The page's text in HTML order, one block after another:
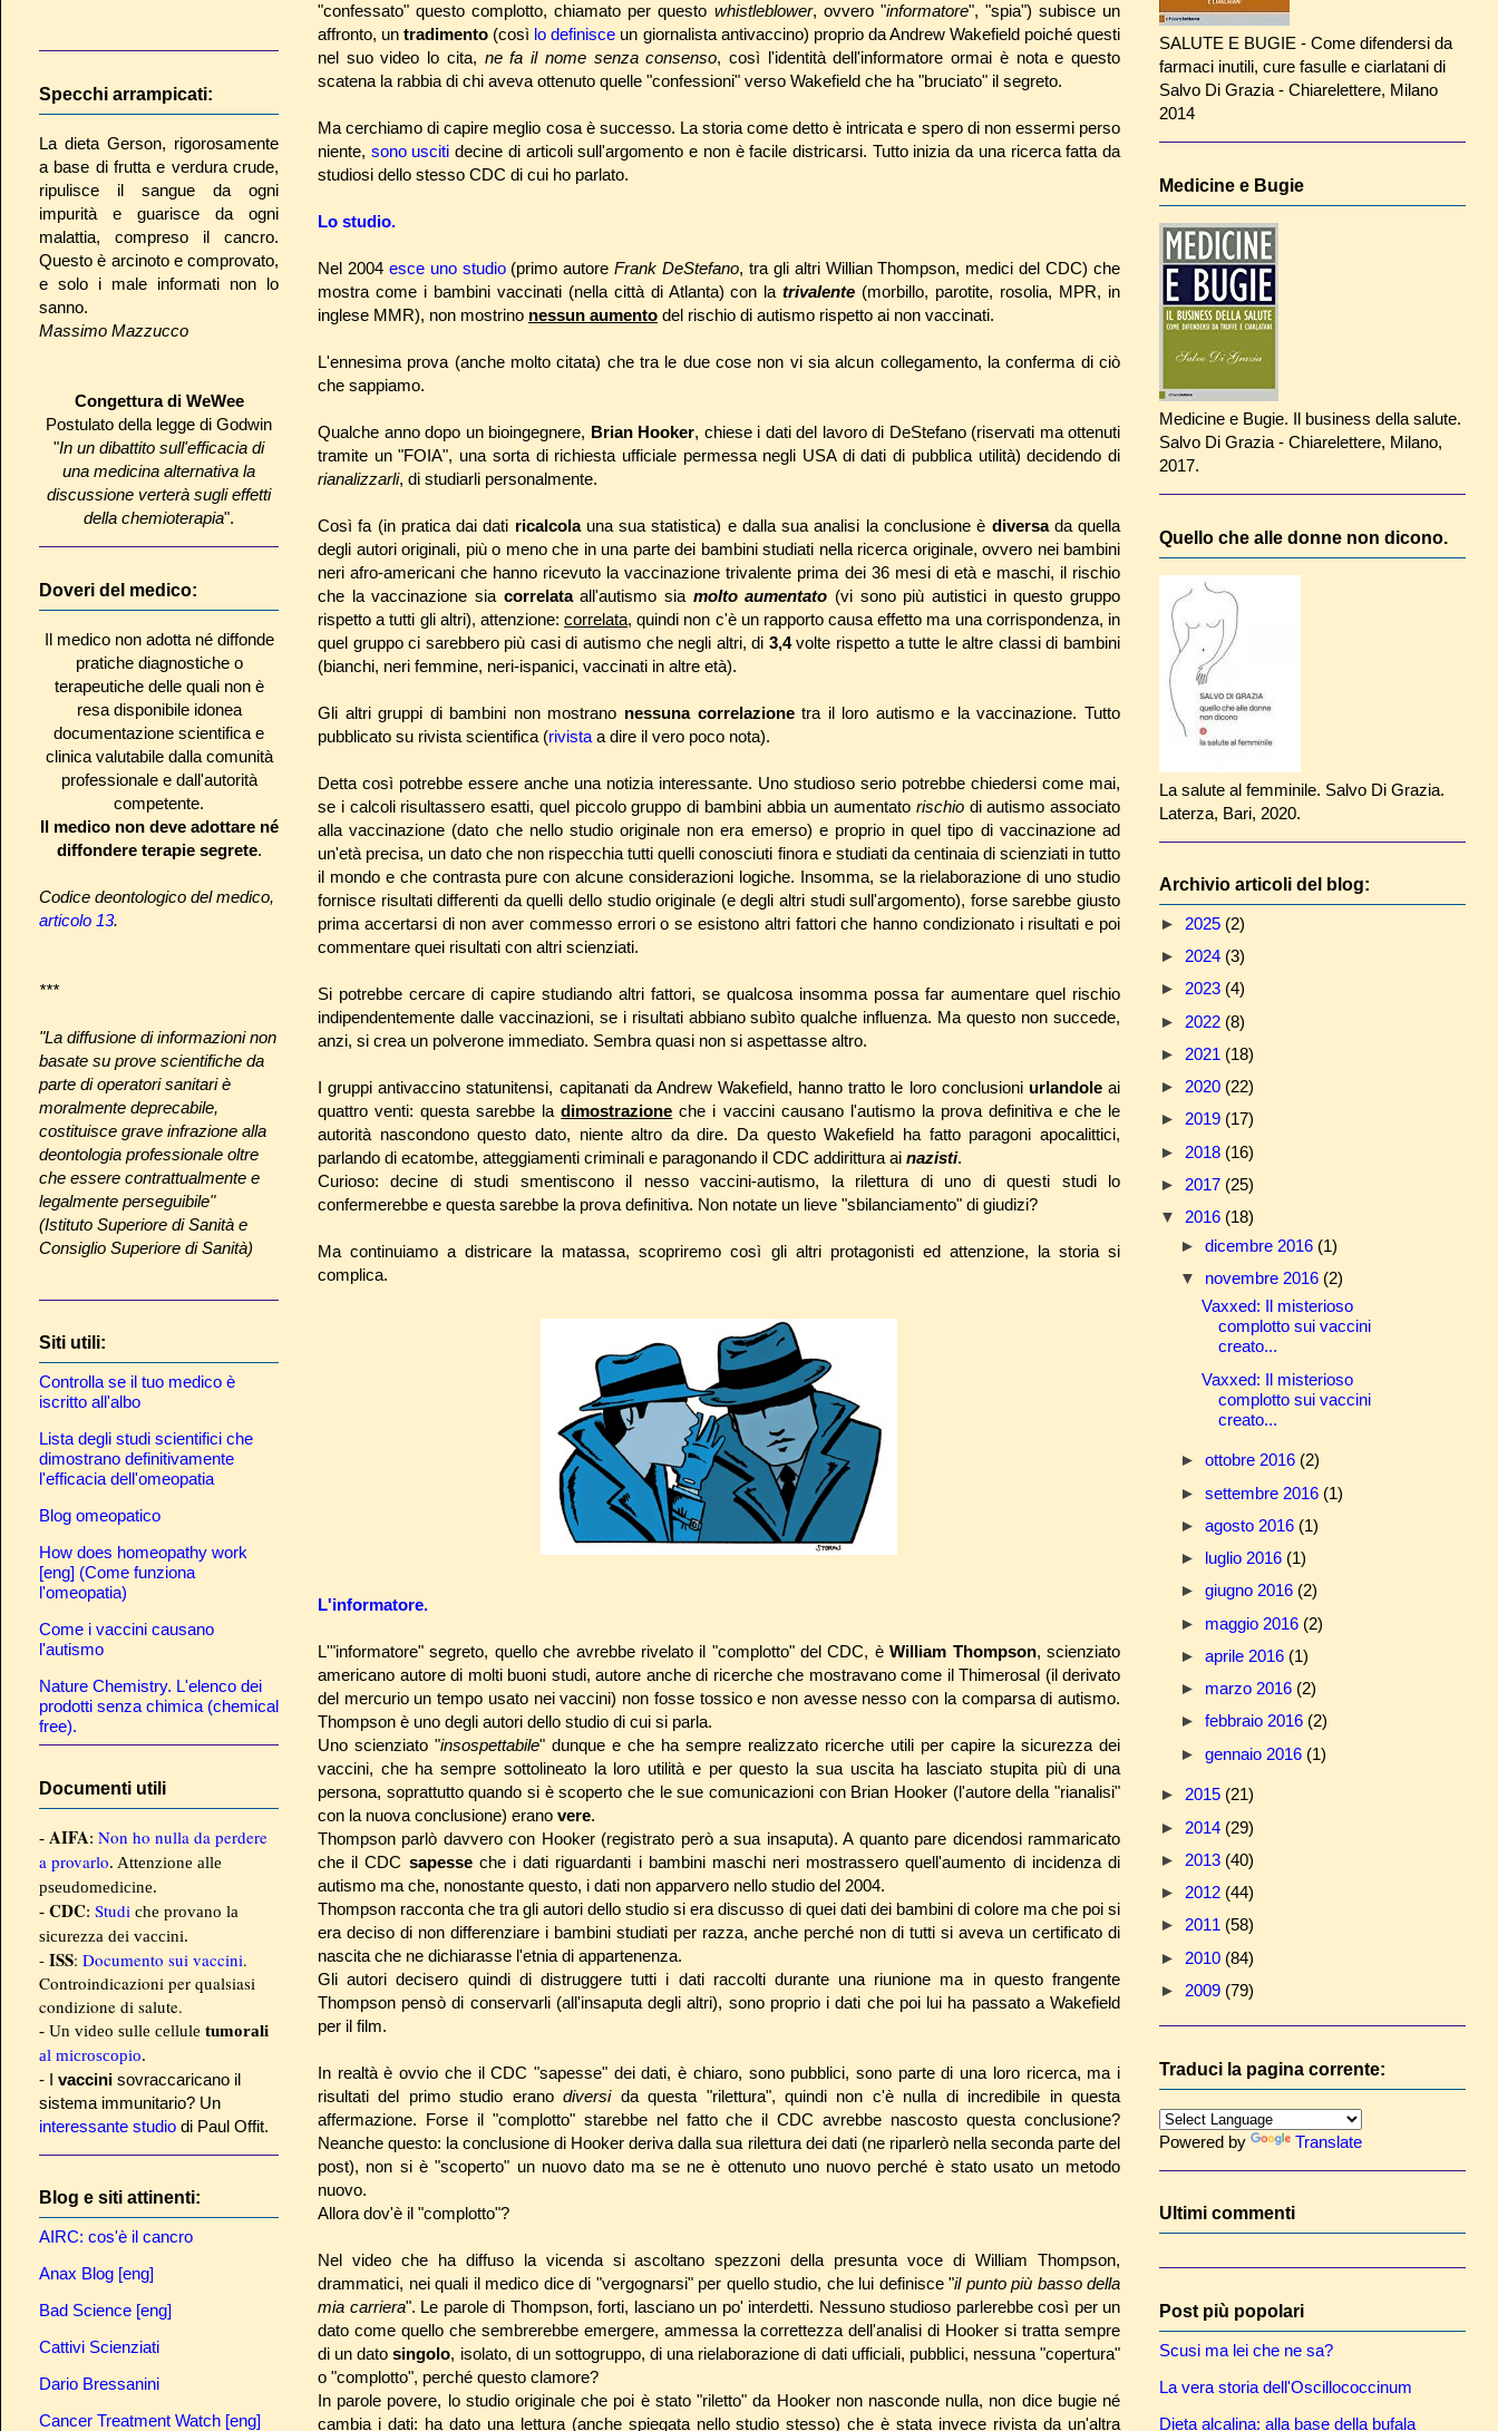
"confessato" questo complotto, chiamato per questo whistleblower, ovvero "informatore", "spia") subisce un
affronto, untradimento (così lo definisce un giornalista antivaccino) proprio da Andrew Wakefield poiché questi
nel suo video lo cita, ne fa il nome senza consenso, così l'identità dell'informatore ormai è nota e questo
scatena la rabbia di chi aveva ottenuto quelle "confessioni" verso Wakefield che ha "bruciato" il segreto.
Ma cerchiamo di capire meglio cosa è successo. La storia come detto è intricata e spero di non essermi perso
niente, sono usciti decine di articoli sull'argomento e non è facile districarsi. Tutto inizia da una ricerca fatta da
studiosi dello stesso CDC di cui ho parlato.
Lo studio.
Nel 2004 esce uno studio(primo autoreFrank DeStefano, tra gli altri Willian Thompson, medici del CDC) che
mostra come i bambini vaccinati (nella città di Atlanta) con latrivalente (morbillo, parotite, rosolia, MPR, in
inglese MMR), non mostrino nessun aumento del rischio di autismo rispetto ai non vaccinati.
L'ennesima prova (anche molto citata) che tra le due cose non vi sia alcun collegamento, la conferma di ciò
che sappiamo.
Qualche anno dopo un bioingegnere, Brian Hooker, chiese i dati del lavoro di DeStefano (riservati ma ottenuti
tramite un "FOIA", una sorta di richiesta ufficiale permessa negli USA di dati di pubblica utilità) decidendo di
rianalizzarli, di studiarli personalmente.
Così fa (in pratica dai dati ricalcola una sua statistica) e dalla sua analisi la conclusione è diversa da quella
degli autori originali, più o meno che in una parte dei bambini studiati nella ricerca originale, ovvero nei bambini
neri afro-americani che hanno ricevuto la vaccinazione trivalente prima dei 36 mesi di età e maschi, il rischio
che la vaccinazione sia correlataall'autismo sia molto aumentato (vi sono più autistici in questo gruppo
rispetto a tutti gli altri), attenzione:correlata, quindi non c'è un rapporto causa effetto ma una corrispondenza, in
quel gruppo ci sarebbero più casi di autismo che negli altri, di 3,4volte rispetto a tutte le altre classi di bambini
(bianchi, neri femmine, neri-ispanici, vaccinati in altre età).
Gli altri gruppi di bambini non mostrano nessuna correlazionetra il loro autismo e la vaccinazione. Tutto
pubblicato su rivista scientifica (rivista a dire il vero poco nota).
Detta così potrebbe essere anche una notizia interessante. Uno studioso serio potrebbe chiedersi come mai,
se i calcoli risultassero esatti, quel piccolo gruppo di bambini abbia un aumentato rischio di autismo associato
alla vaccinazione (dato che nello studio originale non era emerso) e proprio in quel tipo di vaccinazione ad
un'età precisa, un dato che non rispecchia tutti quelli conosciuti finora e studiati da centinaia di scienziati in tutto
il mondo e che contrasta pure con alcune considerazioni logiche. Insomma, se la rielaborazione di uno studio
fornisce risultati differenti da quelli dello studio originale (e degli altri studi sull'argomento), forse sarebbe giusto
prima accertarsi di non aver commesso errori o se esistono altri fattori che hanno condizionato i risultati e poi
commentare quei risultati con altri scienziati.
Si potrebbe cercare di capire studiando altri fattori, se qualcosa insomma possa far aumentare quel rischio
indipendentemente dalle vaccinazioni, se i risultati abbiano subìto qualche influenza. Ma questo non succede,
anzi, si crea un polverone immediato. Sembra quasi non si aspettasse altro.
I gruppi antivaccino statunitensi, capitanati da Andrew Wakefield, hanno tratto le loro conclusioni urlandoleai
quattro venti: questa sarebbe ladimostrazione che i vaccini causano l'autismo la prova definitiva e che le
autorità nascondono questo dato, niente altro da dire. Da questo Wakefield ha fatto paragoni apocalittici,
parlando di ecatombe, atteggiamenti criminali e paragonando il CDC addirittura ai nazisti.
Curioso: decine di studi smentiscono il nesso vaccini-autismo, la rilettura di uno di questi studi lo
confermerebbe e questa sarebbe la prova definitiva. Non notate un lieve "sbilanciamento" di giudizi?
Ma continuiamo a districare la matassa, scopriremo così gli altri protagonisti ed attenzione, la storia si
complica.
L'informatore.
L'"informatore" segreto, quello che avrebbe rivelato il "complotto" del CDC, èWilliam Thompson, scienziato
americano autore di molti buoni studi, autore anche di ricerche che mostravano come il Thimerosal (il derivato
del mercurio un tempo usato nei vaccini) non fosse tossico e non avesse nesso con la comparsa di autismo.
Thompson è uno degli autori dello studio di cui si parla.
Uno scienziato "insospettabile" dunque e che ha sempre realizzato ricerche utili per capire la sicurezza dei
vaccini, che ha sempre sottolineato la loro utilità e per questo la sua uscita ha lasciato stupita più di una
persona, soprattutto quando si è scoperto che le sue comunicazioni con Brian Hooker (l'autore della "rianalisi"
con la nuova conclusione) erano vere.
Thompson parlò davvero con Hooker (registrato però a sua insaputa). A quanto pare dicendosi rammaricato
che il CDC sapesseche i dati riguardanti i bambini maschi neri mostrassero quell'aumento di incidenza di
autismo ma che, nonostante questo, i dati non apparvero nello studio del 2004.
Thompson racconta che tra gli autori dello studio si era discusso di quei dati dei bambini di colore ma che poi si
era deciso di non differenziare i bambini studiati per razza, anche perché non di tutti si aveva un certificato di
nascita che ne dichiarasse l'etnia di appartenenza.
Gli autori decisero quindi di distruggere tutti i dati raccolti durante una riunione ma in questo frangente
Thompson pensò di conservarli (all'insaputa degli altri), sono proprio i dati che poi lui ha passato a Wakefield
per il film.
In realtà è ovvio che il CDC "sapesse" dei dati, è chiaro, sono pubblici, sono parte di una loro ricerca, ma i
risultati del primo studio eranodiversi da questa "rilettura", quindi non c'è nulla di incredibile in questa
affermazione. Forse il "complotto" starebbe nel fatto che il CDC avrebbe nascosto questa conclusione?
Neanche questo: la conclusione di Hooker deriva dalla sua rilettura dei dati (ne riparlerò nella seconda parte del
post), non si è "scoperto" un nuovo dato ma se ne è ottenuto uno nuovo perché è stato usato un metodo
nuovo.
Allora dov'è il "complotto"?
Nel video che ha diffuso la vicenda si ascoltano spezzoni della presunta voce di William Thompson,
drammatici, nei quali il medico dice di "vergognarsi" per quello studio, che lui definisce "il punto più basso della
mia carriera". Le parole di Thompson, forti, lasciano un po' interdetti. Nessuno studioso parlerebbe così per un
dato come quello che sembrerebbe emergere, ammessa la correttezza dell'analisi di Hooker si tratta sempre
di un datosingolo, isolato, di un sottogruppo, di una rielaborazione di dati ufficiali, pubblici, nessuna "copertura"
o "complotto", perché questo clamore?
In parole povere, lo studio originale che poi è stato "riletto" da Hooker non nasconde nulla, non dice bugie né
cambia i dati: ha dato una lettura (anche spiegata nello studio stesso) che è stata invece rivista da un'altra
Specchi arrampicati:
La dieta Gerson, rigorosamente
a base di frutta e verdura crude,
ripulisce il sangue da ogni
impurità e guarisce da ogni
malattia, compreso il cancro.
Questo è arcinoto e comprovato,
e solo i male informati non lo
sanno.
Massimo Mazzucco
Congettura di WeWee
Postulato della legge di Godwin
"In un dibattito sull'efficacia di
una medicina alternativa la
discussione verterà sugli effetti
della chemioterapia".
Doveri del medico:
Il medico non adotta né diffonde
pratiche diagnostiche o
terapeutiche delle quali non è
resa disponibile idonea
documentazione scientifica e
clinica valutabile dalla comunità
professionale e dall'autorità
competente.
Il medico non deve adottare né
diffondere terapie segrete.
Codice deontologico del medico,
articolo 13.
***
"La diffusione di informazioni non
basate su prove scientifiche da
parte di operatori sanitari è
moralmente deprecabile,
costituisce grave infrazione alla
deontologia professionale oltre
che essere contrattualmente e
legalmente perseguibile"
(Istituto Superiore di Sanità e
Consiglio Superiore di Sanità)
Siti utili:
Controlla se il tuo medico è
iscritto all'albo
Lista degli studi scientifici che
dimostrano definitivamente
l'efficacia dell'omeopatia
Blog omeopatico
How does homeopathy work
[eng] (Come funziona
l'omeopatia)
Come i vaccini causano
l'autismo
Nature Chemistry. L'elenco dei
prodotti senza chimica (chemical
free).
Documenti utili
- AIFA: Non ho nulla da perdere
a provarlo. Attenzione alle
pseudomedicine.
- CDC: Studi che provano la
sicurezza dei vaccini.
- ISS: Documento sui vaccini.
Controindicazioni per qualsiasi
condizione di salute.
- Un video sulle cellule tumorali
al microscopio.
- I vaccini sovraccaricano il
sistema immunitario? Un
interessante studio di Paul Offit.
Blog e siti attinenti:
AIRC: cos'è il cancro
Anax Blog [eng]
Bad Science [eng]
Cattivi Scienziati
Dario Bressanini
Cancer Treatment Watch [eng]
SALUTE E BUGIE - Come difendersi da
farmaci inutili, cure fasulle e ciarlatani di
Salvo Di Grazia - Chiarelettere, Milano
2014
Medicine e Bugie
Medicine e Bugie. Il business della salute.
Salvo Di Grazia - Chiarelettere, Milano,
2017.
Quello che alle donne non dicono.
La salute al femminile. Salvo Di Grazia.
Laterza, Bari, 2020.
Archivio articoli del blog:
► 2025 (2)
► 2024 (3)
► 2023 (4)
► 2022 (8)
► 2021 (18)
► 2020 (22)
► 2019 (17)
► 2018 (16)
► 2017 (25)
▼ 2016 (18)
► dicembre 2016 (1)
▼ novembre 2016 (2)
Vaxxed: Il misterioso
complotto sui vaccini
creato...
Vaxxed: Il misterioso
complotto sui vaccini
creato...
► ottobre 2016 (2)
► settembre 2016 (1)
► agosto 2016 (1)
► luglio 2016 (1)
► giugno 2016 (2)
► maggio 2016 (2)
► aprile 2016 (1)
► marzo 2016 (2)
► febbraio 2016 (2)
► gennaio 2016 (1)
► 2015 (21)
► 2014 (29)
► 2013 (40)
► 2012 (44)
► 2011 (58)
► 2010 (84)
► 2009 (79)
Traduci la pagina corrente:
Powered by Translate
Ultimi commenti
Post più popolari
Scusi ma lei che ne sa?
La vera storia dell'Oscillococcinum
Dieta alcalina: alla base della bufala